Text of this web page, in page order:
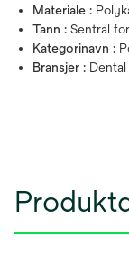
Materiale :
Tann : Sentral
Kategorinavn :
Bransjer : Dental